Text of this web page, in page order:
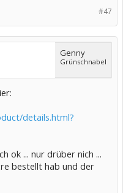
#47
Genny
Grünschnabel
details.html?
ok ... nur drüber nich ...
bestellt hab und der